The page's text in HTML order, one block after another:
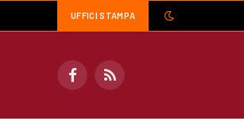
UFFICI STAMPA
FacebookRSS